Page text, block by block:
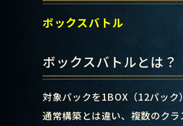
ボックスバトル
ボックスバトルとは？
対象パックを1BOX（12パッ
通常構築とは違い、複数のクラ